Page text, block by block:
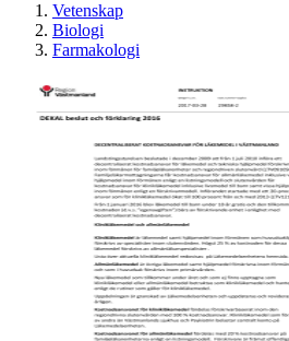
Vetenskap
Biologi
Farmakologi